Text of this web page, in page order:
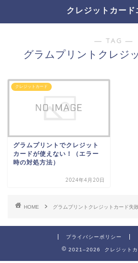
クレジットカード
― TAG ―
グラムプリントクレジ
クレジットカード
グラムプリントでクレジット
カードが使えない！（エラー
時の対処方法）
2024年4月20日
HOME グラムプリントクレジットカード失
プライバシーポリシー
2021–2026 クレジットカ